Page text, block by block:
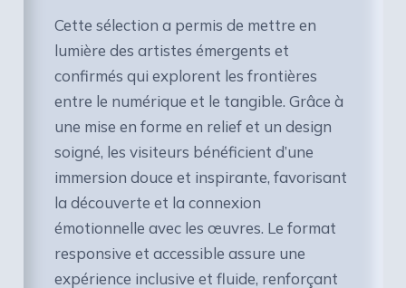
Cette sélection a permis de mettre en
lumière des artistes émergents et
confirmés qui explorent les frontières
entre le numérique et le tangible. Grâce à
une mise en forme en relief et un design
soigné, les visiteurs bénéficient d’une
immersion douce et inspirante, favorisant
la découverte et la connexion
émotionnelle avec les œuvres. Le format
responsive et accessible assure une
expérience inclusive et fluide, renforçant